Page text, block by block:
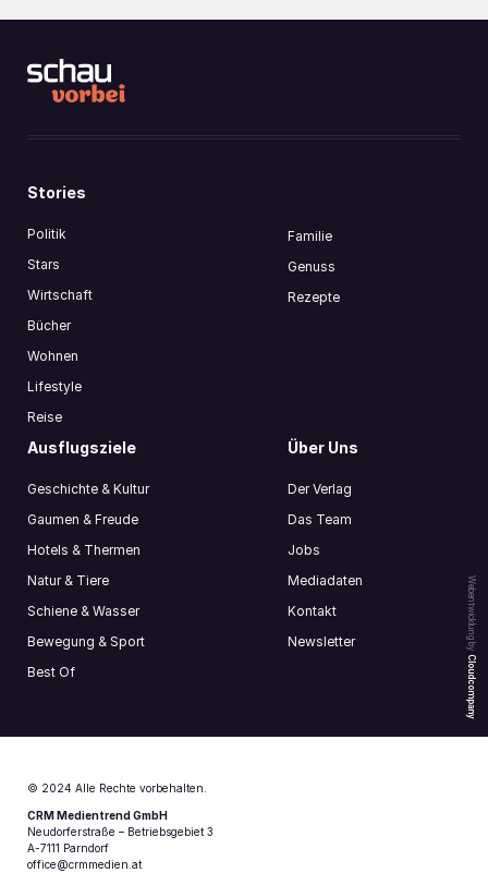
Webentwicklung by
Cloudcompany
Stories
Politik
Stars
Wirtschaft
Bücher
Wohnen
Lifestyle
Reise
Familie
Genuss
Rezepte
Ausflugsziele
Geschichte & Kultur
Gaumen & Freude
Hotels & Thermen
Natur & Tiere
Schiene & Wasser
Bewegung & Sport
Best Of
Über Uns
Der Verlag
Das Team
Jobs
Mediadaten
Kontakt
Newsletter
© 2024 Alle Rechte vorbehalten.
CRM Medientrend GmbH
Neudorferstraße – Betriebsgebiet 3
A-7111 Parndorf
office@crmmedien.at